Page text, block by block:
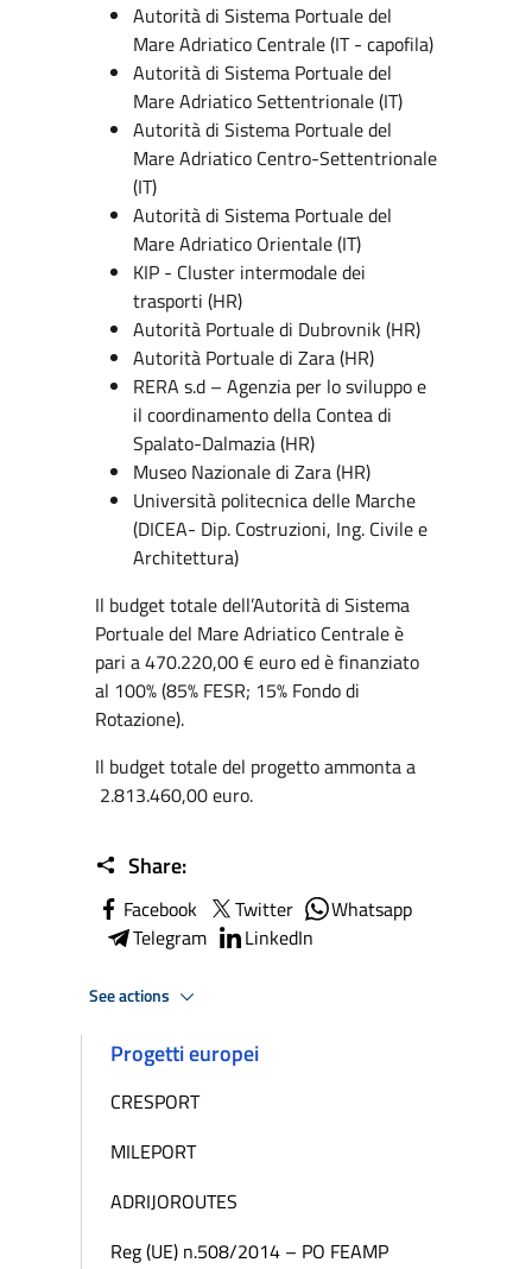
Autorità di Sistema Portuale del
Mare Adriatico Centrale (IT - capofila)
Autorità di Sistema Portuale del
Mare Adriatico Settentrionale (IT)
Autorità di Sistema Portuale del
Mare Adriatico Centro-Settentrionale
(IT)
Autorità di Sistema Portuale del
Mare Adriatico Orientale (IT)
KIP - Cluster intermodale dei
trasporti (HR)
Autorità Portuale di Dubrovnik (HR)
Autorità Portuale di Zara (HR)
RERA s.d – Agenzia per lo sviluppo e
il coordinamento della Contea di
Spalato-Dalmazia (HR)
Museo Nazionale di Zara (HR)
Università politecnica delle Marche
(DICEA- Dip. Costruzioni, Ing. Civile e
Architettura)
Il budget totale dell’Autorità di Sistema
Portuale del Mare Adriatico Centrale è
pari a 470.220,00 € euro ed è finanziato
al 100% (85% FESR; 15% Fondo di
Rotazione).
Il budget totale del progetto ammonta a
2.813.460,00 euro.
Share:
Facebook Twitter
Whatsapp
Telegram
LinkedIn
See actions
Progetti europei
CRESPORT
MILEPORT
ADRIJOROUTES
Reg (UE) n.508/2014 – PO FEAMP